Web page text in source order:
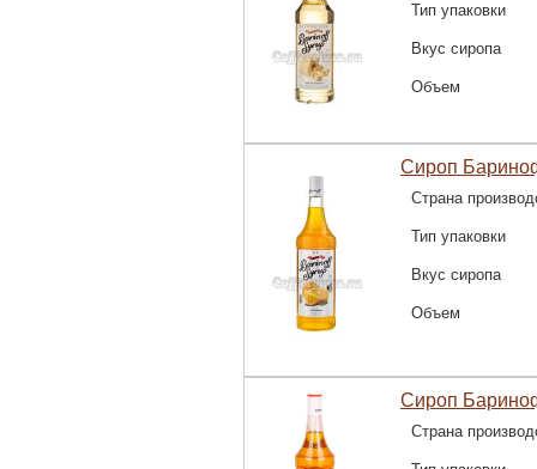
Тип упаковки
Вкус сиропа
Объем
Сироп
Страна
Тип упаковки
Вкус сиропа
Объем
Сироп
Страна